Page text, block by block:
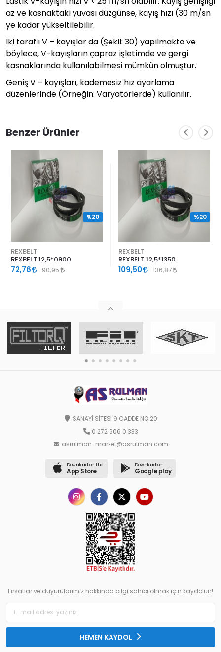
az ve kasnaktaki yuvası düzgünse, kayış hızı (30 m/sn
ye kadar yükseltilebilir.
İki taraflı V – kayışlar da (Şekil: 30) yapılmakta ve
böylece, V-kayışların çapraz işletimde ve gergi
kasnaklarında kullanılabilmesi mümkün olmuştur.
Geniş V – kayışları, kademesiz hız ayarlama
düzenlerinde (Örneğin: Varyatörlerde) kullanılır.
Benzer Ürünler
REXBELT
REXBELT 12,5*0900
72,76 90,95
%20
REXBELT
REXBELT 12,5*1350
109,50 136,87
%20
SANAYİ SİTESİ 9.CADDE NO:20
0 272 606 0 333
asrulman-market@asrulman.com
Download on the
App Store
Download on
Google play
Fırsatlar ve duyurularımız hakkında bilgi sahibi olmak için kaydolun!
HEMEN KAYDOL